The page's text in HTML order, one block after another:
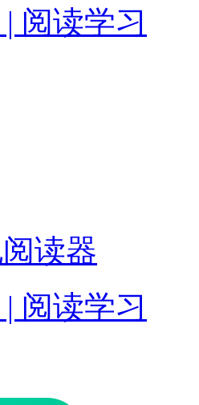
| 阅读学习
读器
| 阅读学习